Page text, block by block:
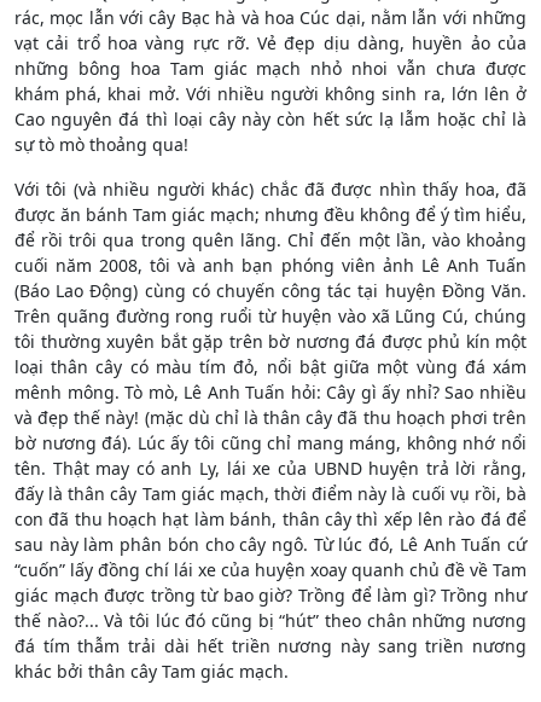
rác, mọc lẫn với cây Bạc hà và hoa Cúc dại, nằm lẫn với những
vạt cải trổ hoa vàng rực rỡ. Vẻ đẹp dịu dàng, huyền ảo của
những bông hoa Tam giác mạch nhỏ nhoi vẫn chưa được
khám phá, khai mở. Với nhiều người không sinh ra, lớn lên ở
Cao nguyên đá thì loại cây này còn hết sức lạ lẫm hoặc chỉ là
sự tò mò thoảng qua!
Với tôi (và nhiều người khác) chắc đã được nhìn thấy hoa, đã
được ăn bánh Tam giác mạch; nhưng đều không để ý tìm hiểu,
để rồi trôi qua trong quên lãng. Chỉ đến một lần, vào khoảng
cuối năm 2008, tôi và anh bạn phóng viên ảnh Lê Anh Tuấn
(Báo Lao Động) cùng có chuyến công tác tại huyện Đồng Văn.
Trên quãng đường rong ruổi từ huyện vào xã Lũng Cú, chúng
tôi thường xuyên bắt gặp trên bờ nương đá được phủ kín một
loại thân cây có màu tím đỏ, nổi bật giữa một vùng đá xám
mênh mông. Tò mò, Lê Anh Tuấn hỏi: Cây gì ấy nhỉ? Sao nhiều
và đẹp thế này! (mặc dù chỉ là thân cây đã thu hoạch phơi trên
bờ nương đá). Lúc ấy tôi cũng chỉ mang máng, không nhớ nổi
tên. Thật may có anh Ly, lái xe của UBND huyện trả lời rằng,
đấy là thân cây Tam giác mạch, thời điểm này là cuối vụ rồi, bà
con đã thu hoạch hạt làm bánh, thân cây thì xếp lên rào đá để
sau này làm phân bón cho cây ngô. Từ lúc đó, Lê Anh Tuấn cứ
“cuốn” lấy đồng chí lái xe của huyện xoay quanh chủ đề về Tam
giác mạch được trồng từ bao giờ? Trồng để làm gì? Trồng như
thế nào?... Và tôi lúc đó cũng bị “hút” theo chân những nương
đá tím thẫm trải dài hết triền nương này sang triền nương
khác bởi thân cây Tam giác mạch.